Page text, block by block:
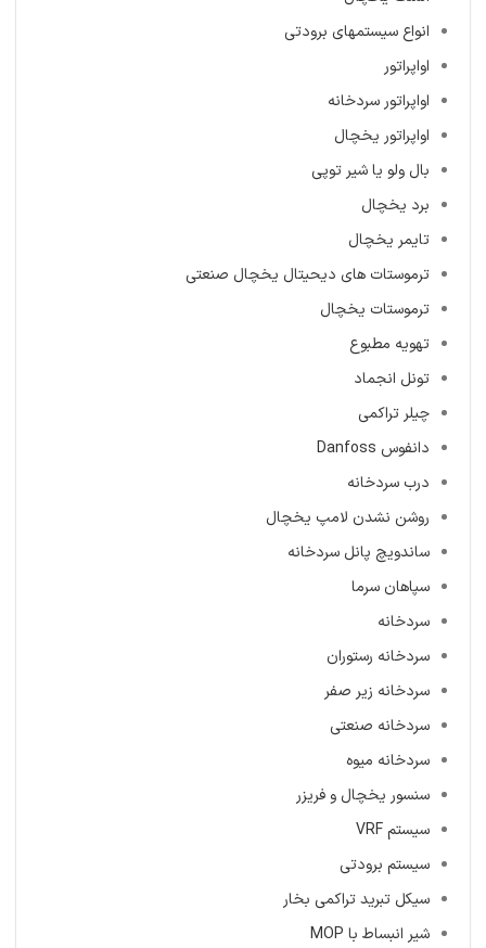
انواع سیستمهای برودتی
اواپراتور
اواپراتور سردخانه
اواپراتور یخچال
بال ولو یا شیر توپی
برد یخچال
تایمر یخچال
ترموستات های دیحیتال یخچال صنعتی
ترموستات یخچال
تهویه مطبوع
تونل انجماد
چیلر تراکمی
دانفوس Danfoss
درب سردخانه
روشن نشدن لامپ یخچال
ساندویچ پانل سردخانه
سپاهان سرما
سردخانه
سردخانه رستوران
سردخانه زیر صفر
سردخانه صنعتی
سردخانه میوه
سنسور یخچال و فریزر
سیستم VRF
سیستم برودتی
سیکل تبرید تراکمی بخار
شیر انبساط با MOP